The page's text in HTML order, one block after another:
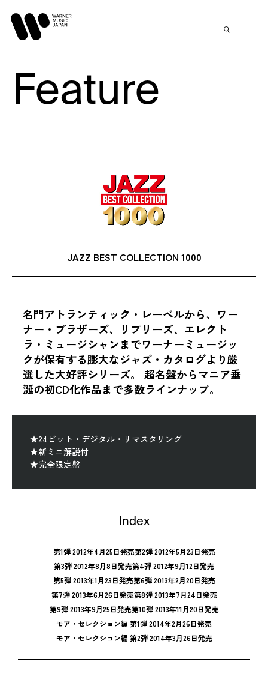
Feature
JAZZ BEST COLLECTION 1000
名門アトランティック・レーベルから、ワー
ナー・ブラザーズ、リプリーズ、エレクト
ラ・ミュージシャンまでワーナーミュージッ
クが保有する膨大なジャズ・カタログより厳
選した大好評シリーズ。 超名盤からマニア垂
涎の初CD化作品まで多数ラインナップ。
★24ビット・デジタル・リマスタリング
★新ミニ解説付
★完全限定盤
Index
第1弾 2012年4月25日発売第2弾 2012年5月23日発売
第3弾 2012年8月8日発売第4弾 2012年9月12日発売
第5弾 2013年1月23日発売第6弾 2013年2月20日発売
第7弾 2013年6月26日発売第8弾 2013年7月24日発売
第9弾 2013年9月25日発売第10弾 2013年11月20日発売
モア・セレクション編 第1弾 2014年2月26日発売
モア・セレクション編 第2弾 2014年3月26日発売